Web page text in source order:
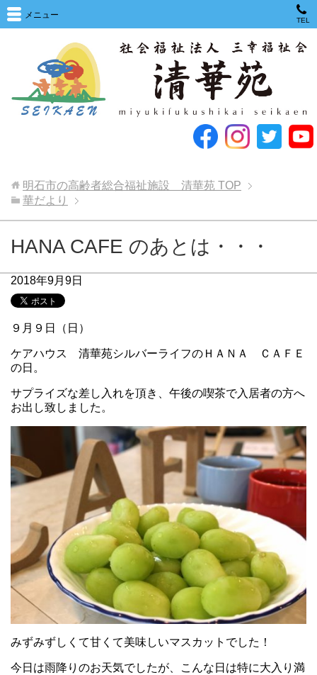
メニュー
TEL
明石市の高齢者総合福祉施設 清華苑 TOP
華だより
HANA CAFE のあとは・・・
2018年9月9日
９月９日（日）
ケアハウス 清華苑シルバーライフのＨＡＮＡ ＣＡＦＥ
の日。
サプライズな差し入れを頂き、午後の喫茶で入居者の方へ
お出し致しました。
みずみずしくて甘くて美味しいマスカットでした！
今日は雨降りのお天気でしたが、こんな日は特に大入り満